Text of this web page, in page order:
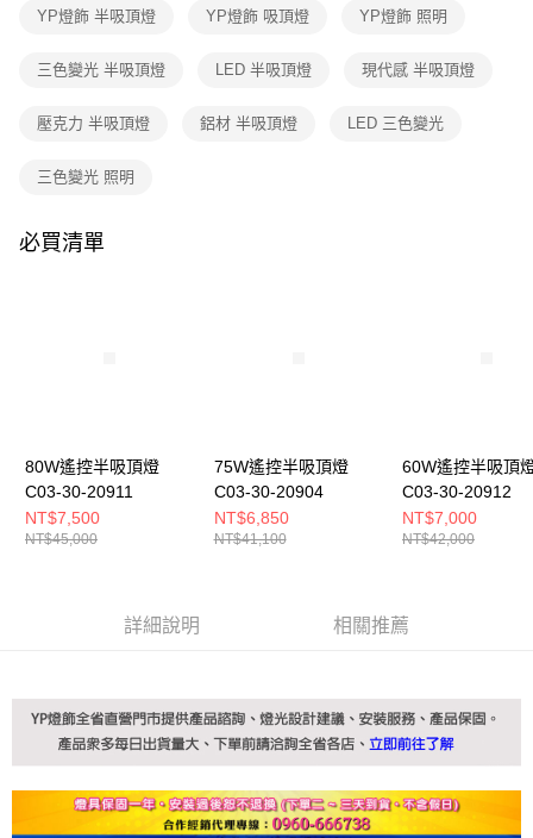
結帳頁面，進行簡訊認證並確認金額後，即可完成結帳。
ATM／網路銀行／等多元方式進行付款，方視為交易完成。
購買商品的店家。未經商家同意取消之訂單仍視為有效，需透過AFTEE先享
是否繳費成功／繳費後需取消欲退款等相關疑問，請聯繫「AFTEE先享後付
【注意事項】
時審查核予不同之上限額度；若仍有額度不足之情形，本公司將視審查結果
５．嚴禁一人註冊多個帳號或使用他人資訊註冊。若發現惡意使用之情形，
恩沛科技股份有限公司將有權停止該用戶之使用額度並採取法律行動。
YP燈飾 半吸頂燈 YP燈飾 吸頂燈 YP燈飾 照明
三色變光 半吸頂燈 LED 半吸頂燈 現代感 半吸頂燈
壓克力 半吸頂燈 鋁材 半吸頂燈 LED 三色變光
三色變光 照明
必買清單
80W遙控半吸頂燈
C03-30-20911
NT$7,500
NT$45,000
75W遙控半吸頂燈
C03-30-20904
NT$6,850
NT$41,100
60W遙控半吸頂
C03-30-20912
NT$7,000
NT$42,000
詳細說明 相關推薦